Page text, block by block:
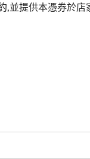
,並提供本憑券於店